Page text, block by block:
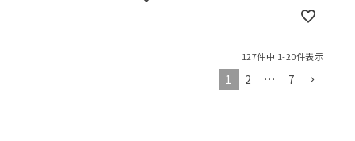
127件中 1-20件表示
1 2 … 7